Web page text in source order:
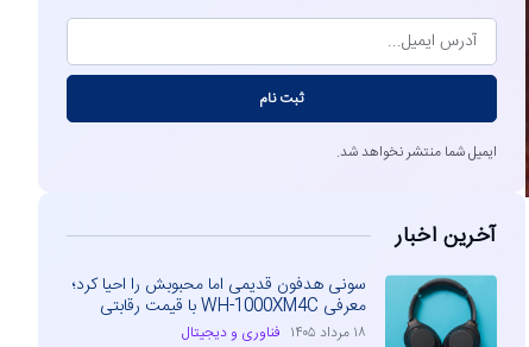
ثبت نام
ایمیل شما منتشر نخواهد شد.
آخرین اخبار
سونی هدفون قدیمی اما محبوبش را احیا کرد؛
معرفی WH-1000XM4C با قیمت رقابتی
۱۸ مرداد ۱۴۰۵ فناوری و دیجیتال